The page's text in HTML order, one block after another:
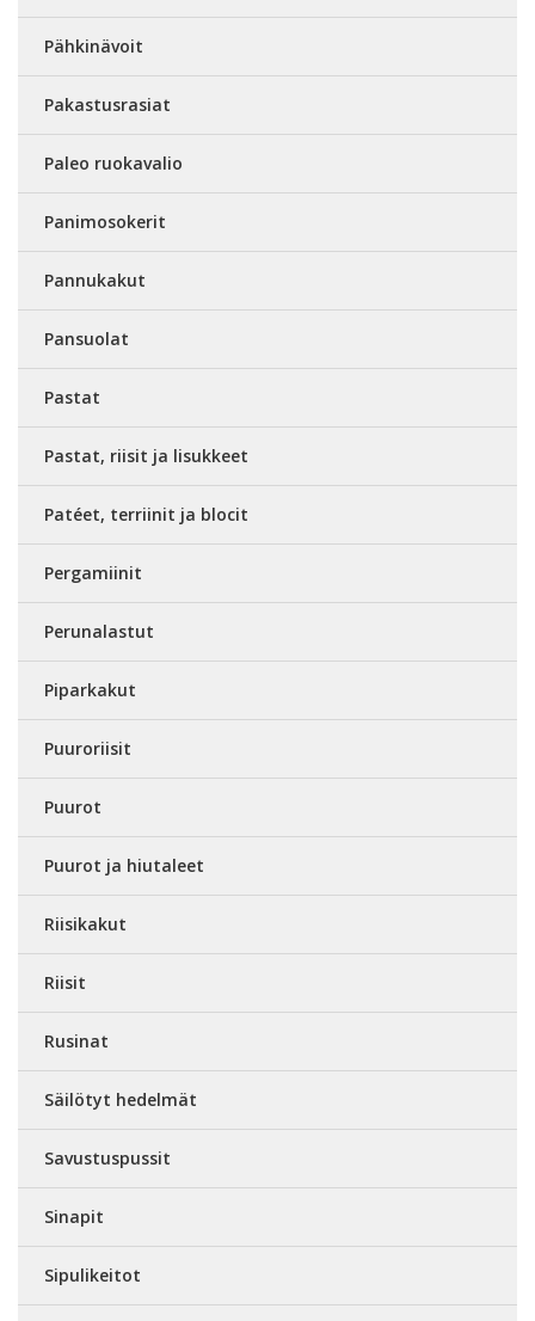
Pähkinävoit
Pakastusrasiat
Paleo ruokavalio
Panimosokerit
Pannukakut
Pansuolat
Pastat
Pastat, riisit ja lisukkeet
Patéet, terriinit ja blocit
Pergamiinit
Perunalastut
Piparkakut
Puuroriisit
Puurot
Puurot ja hiutaleet
Riisikakut
Riisit
Rusinat
Säilötyt hedelmät
Savustuspussit
Sinapit
Sipulikeitot